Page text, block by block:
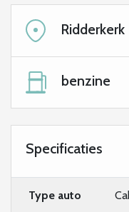
Ridderkerk
benzine
Specificaties
Type auto